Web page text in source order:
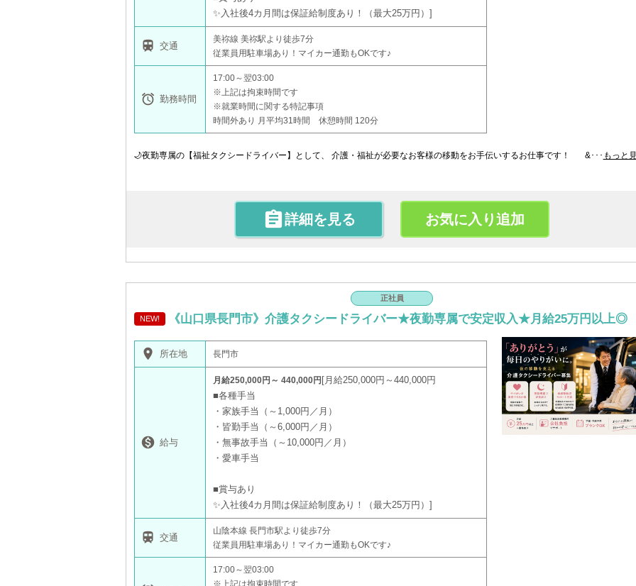
✨入社後4カ月間は保証給制度あり！（最大25万円）
 交通
美祢線 美祢駅より徒歩7分
従業員用駐車場あり！マイカー通勤もOKです♪
 勤務時間
17:00～翌03:00
※上記は拘束時間です
※就業時間に関する特記事項
時間外あり 月平均31時間 休憩時間 120分
🌙夜勤専属の【福祉タクシードライバー】として、 介護・福祉が必要なお客様の移動をお手伝いするお仕事です！ &･･･ もっと
詳細を見る お気に入り追加
正社員
NEW! 《山口県長門市》介護タクシードライバー★夜勤専属で安定収入★月給25万円以上◎
place 所在地 長門市
 給与
月給250,000円～ 440,000円 月給250,000円～440,000円
■各種手当
・家族手当（～1,000円／月）
・皆勤手当（～6,000円／月）
・無事故手当（～10,000円／月）
・愛車手当
■賞与あり
✨入社後4カ月間は保証給制度あり！（最大25万円）
 交通
山陰本線 長門市駅より徒歩7分
従業員用駐車場あり！マイカー通勤もOKです♪
17:00～翌03:00
※上記は拘束時間です